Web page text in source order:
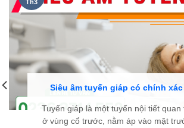
Siêu âm tuyến giáp có chính
Tuyến giáp là một tuyến nội tiết quan
ở vùng cổ trước, nằm áp vào mặt
Th3